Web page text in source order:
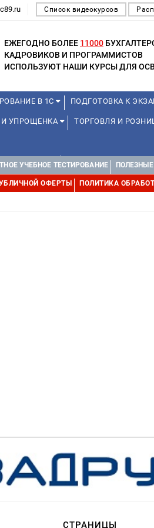
Список видеокурсов
ЕЖЕГОДНО БОЛЕЕ 11000
КАДРОВИКОВ И ПРОГРАММИСТОВ
ИСПОЛЬЗУЮТ НАШИ КУРСЫ ДЛЯ
В 1С ПОДГОТОВКА К
И УПРОЩЕНКА ТОРГОВЛЯ И
КУРСЫ ДЛЯ
УПРАВЛЕНЦАМ МИНИ-КУРСЫ
УЧЕБНОЕ ТЕСТИРОВАНИЕ
ОФЕРТЫ ПОЛИТИКА
СТРАНИЦЫ